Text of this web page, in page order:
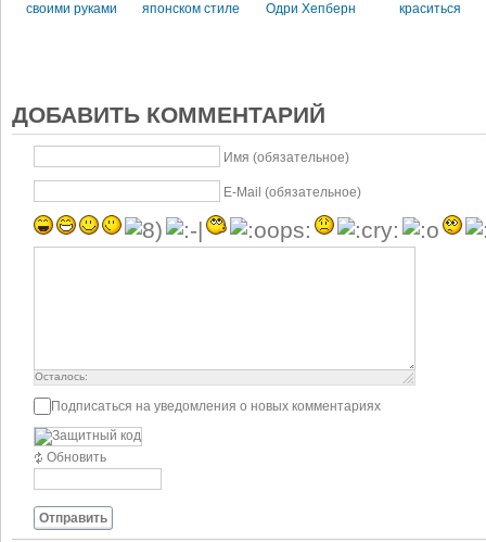
своими руками
японском стиле
Одри Хепберн
краситься
ДОБАВИТЬ КОММЕНТАРИЙ
Имя (обязательное)
E-Mail (обязательное)
Осталось:
1000
символов
Подписаться на уведомления о новых комментариях
Обновить
Отправить